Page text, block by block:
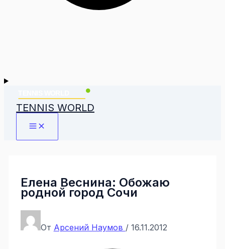
TENNIS WORLD
Елена Веснина: Обожаю
родной город Сочи
От Арсений Наумов / 16.11.2012